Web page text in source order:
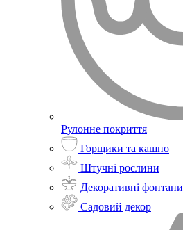
Рулонне покриття
Горщики та кашпо
Штучні рослини
Декоративні фонтани
Садовий декор